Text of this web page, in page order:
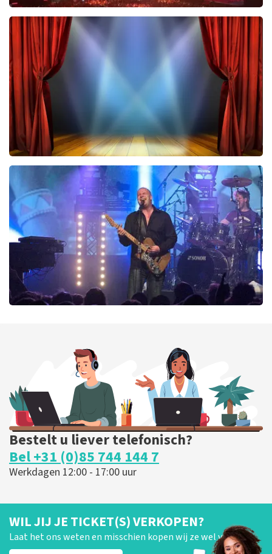
Vrienden Van Amstel Live
423 laatste 30 minuten
BESTEL NU
40 45 De Musical
290laatste 30 minuten
BESTEL NU
BESTEL NU
Bestelt u liever telefonisch?
Bel +31 (0)85 744 144 7
Werkdagen 12:00 - 17:00 uur
WIL JIJ JE TICKET(S) VERKOPEN?
Laat het ons weten en misschien kopen wij ze wel van je!